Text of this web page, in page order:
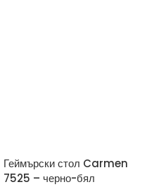
Геймърски стол Carmen
7525 – черно-бял